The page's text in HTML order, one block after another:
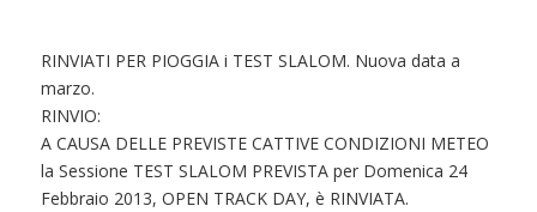
RINVIATI PER PIOGGIA i TEST SLALOM. Nuova data a
marzo.
RINVIO:
A CAUSA DELLE PREVISTE CATTIVE CONDIZIONI METEO
la Sessione TEST SLALOM PREVISTA per Domenica 24
Febbraio 2013, OPEN TRACK DAY, è RINVIATA.